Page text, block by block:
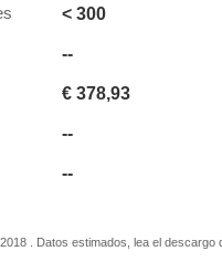
< 300
--
€ 378,93
--
--
. Datos estimados, lea el descargo